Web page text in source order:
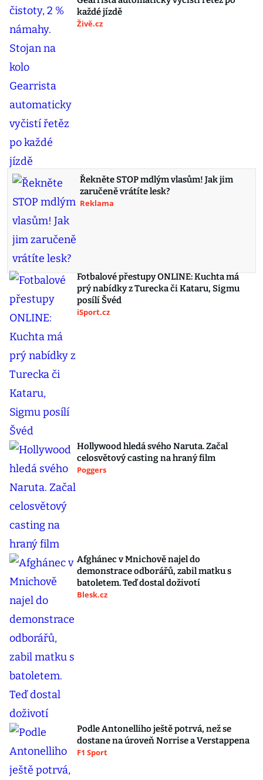
každé jízdě
Živě.cz
Řekněte STOP mdlým vlasům! Jak jim
zaručeně vrátíte lesk?
Reklama
Fotbalové přestupy ONLINE: Kuchta má
prý nabídky z Turecka či Kataru, Sigmu
posílí Švéd
iSport.cz
Hollywood hledá svého Naruta. Začal
celosvětový casting na hraný film
Poggers
Afghánec v Mnichově najel do
demonstrace odborářů, zabil matku s
batoletem. Teď dostal doživotí
Blesk.cz
Podle Antonelliho ještě potrvá, než se
dostane na úroveň Norrise a Verstappena
F1 Sport